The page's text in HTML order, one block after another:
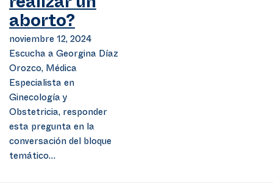
realizar un
aborto?
noviembre 12, 2024
Escucha a Georgina Díaz
Orozco, Médica
Especialista en
Ginecología y
Obstetricia, responder
esta pregunta en la
conversación del bloque
temático…